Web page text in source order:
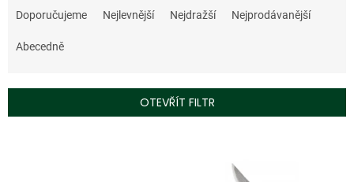
a
e
í
r
Doporučujeme Nejlevnější Nejdražší Nejprodávanější
Abecedně
OTEVŘÍT FILTR